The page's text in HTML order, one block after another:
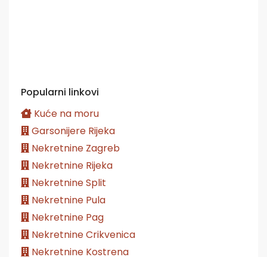
Popularni linkovi
Kuće na moru
Garsonijere Rijeka
Nekretnine Zagreb
Nekretnine Rijeka
Nekretnine Split
Nekretnine Pula
Nekretnine Pag
Nekretnine Crikvenica
Nekretnine Kostrena